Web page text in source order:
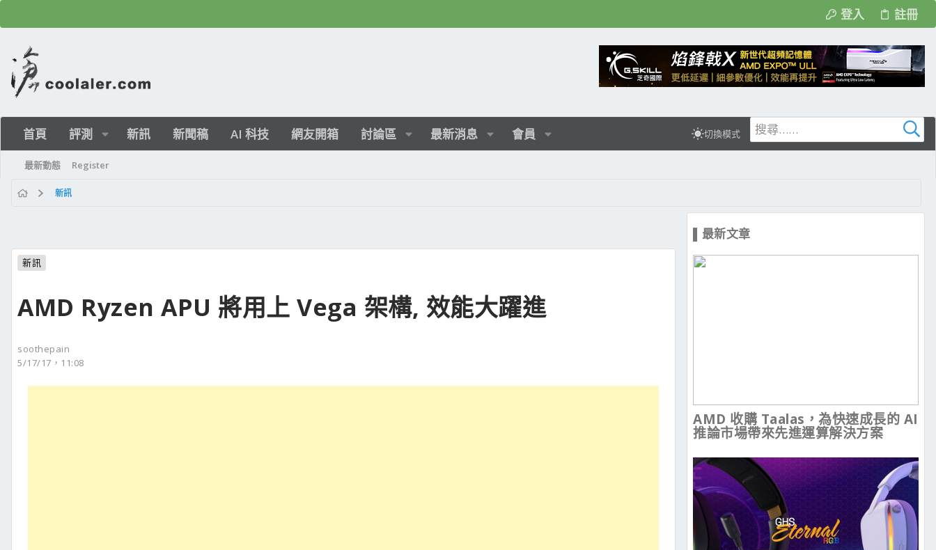
登入 註冊
首頁 評測 新訊 新聞稿 AI 科技 網友開箱 討論區 最新消息 會員 切換模式
最新動態 Register
新訊
新訊
AMD Ryzen APU 將用上 Vega 架構, 效能大躍進
soothepain
5/17/17，11:08
▌最新文章
AMD 收購 Taalas，為快速成長的 AI
推論市場帶來先進運算解決方案